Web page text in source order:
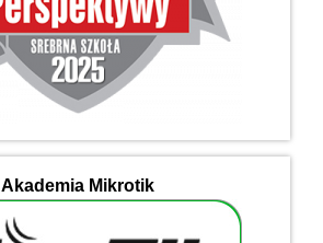
Akademia Mikrotik